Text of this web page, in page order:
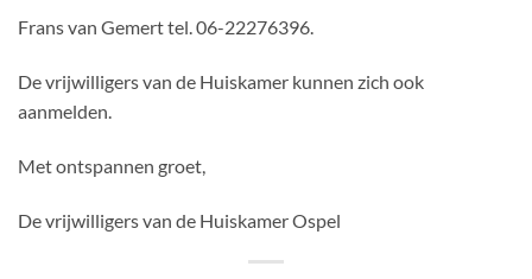
Frans van Gemert tel. 06-22276396.
De vrijwilligers van de Huiskamer kunnen zich ook
aanmelden.
Met ontspannen groet,
De vrijwilligers van de Huiskamer Ospel